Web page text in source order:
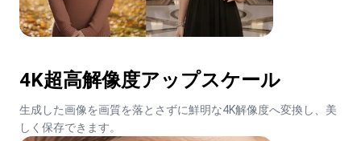
4K超高解像度アップスケール
生成した画像を画質を落とさずに鮮明な4K解像度へ変換し、美
しく保存できます。